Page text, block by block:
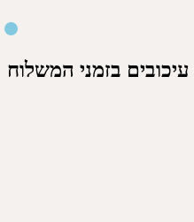
בזמני המשלוח